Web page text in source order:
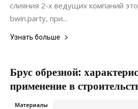
слияния 2-х ведущих компаний
bwin.party, при...
Узнать больше
Брус обрезной:
применение в
Материалы